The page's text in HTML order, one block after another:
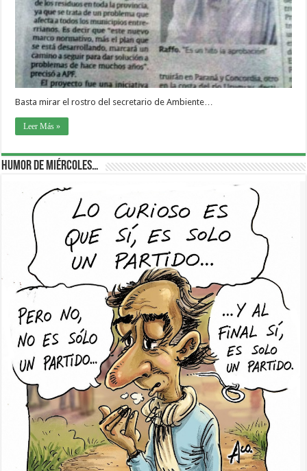
Basta mirar el rostro del secretario de Ambiente…
Leer Más »
Humor de Miércoles…